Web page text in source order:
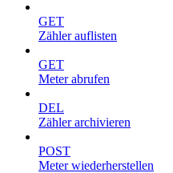
GET
Zähler auflisten
GET
Meter abrufen
DEL
Zähler archivieren
POST
Meter wiederherstellen